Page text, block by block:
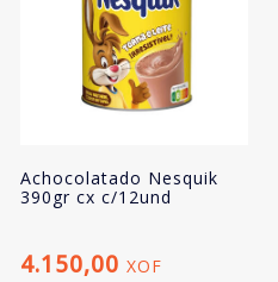
Achocolatado Nesquik
390gr cx c/12und
4.150,00XOF